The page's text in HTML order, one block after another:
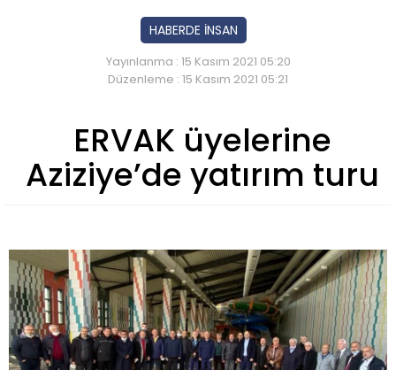
HABERDE İNSAN
Yayınlanma : 15 Kasım 2021 05:20
Düzenleme : 15 Kasım 2021 05:21
ERVAK üyelerine
Aziziye’de yatırım turu